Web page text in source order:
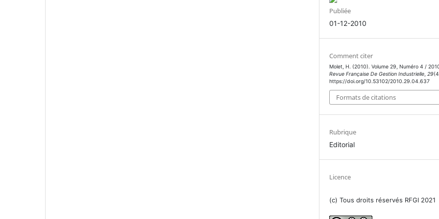
Publiée
01-12-2010
Comment citer
Molet, H. (2010). Volume 29, Numéro 4 /
Revue Française De Gestion Industrielle 29
https://doi.org/10.53102/2010.29.04.637
Formats de citations
Rubrique
Editorial
Licence
(c) Tous droits réservés RFGI 2021